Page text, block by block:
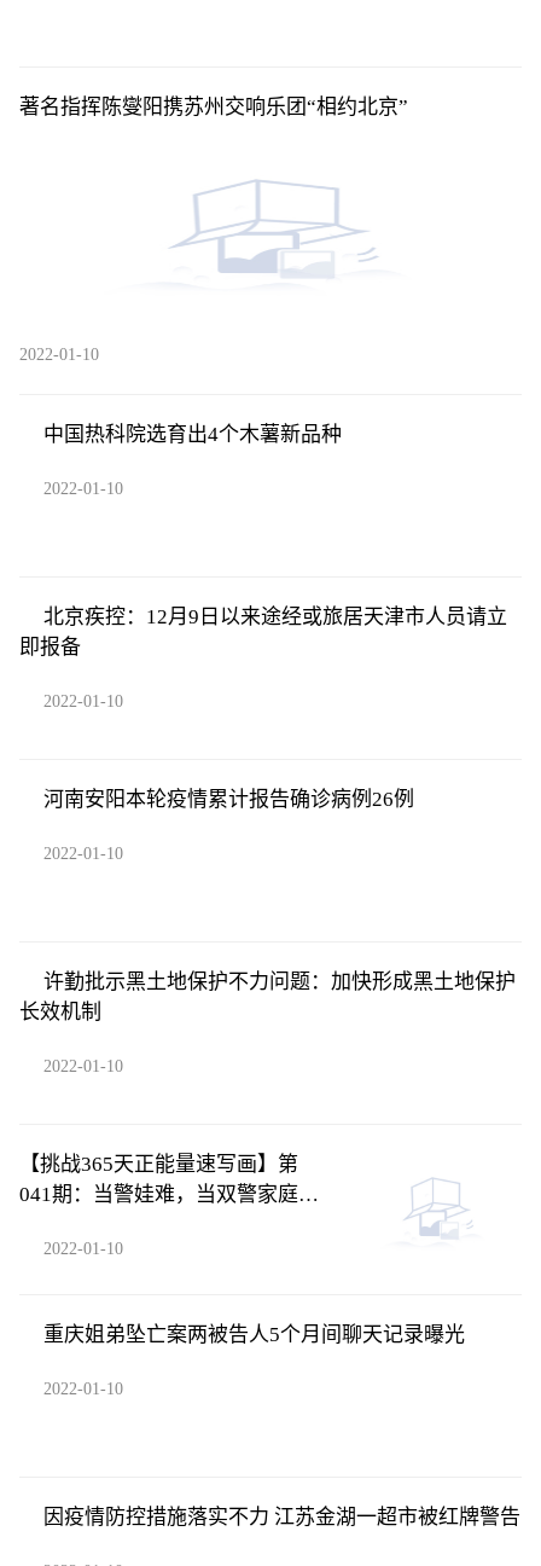
著名指挥陈燮阳携苏州交响乐团“相约北京”
2022-01-10
中国热科院选育出4个木薯新品种
2022-01-10
北京疾控：12月9日以来途经或旅居天津市人员请立
即报备
2022-01-10
河南安阳本轮疫情累计报告确诊病例26例
2022-01-10
许勤批示黑土地保护不力问题：加快形成黑土地保护
长效机制
2022-01-10
【挑战365天正能量速写画】第
041期：当警娃难，当双警家庭的
2022-01-10
重庆姐弟坠亡案两被告人5个月间聊天记录曝光
2022-01-10
因疫情防控措施落实不力 江苏金湖一超市被红牌警告